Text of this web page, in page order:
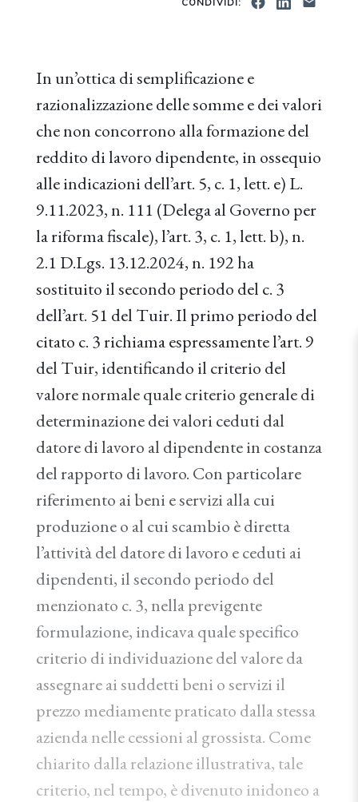
CONDIVIDI:
In un’ottica di semplificazione e
razionalizzazione delle somme e dei valori
che non concorrono alla formazione del
reddito di lavoro dipendente, in ossequio
alle indicazioni dell’art. 5, c. 1, lett. e) L.
9.11.2023, n. 111 (Delega al Governo per
la riforma fiscale), l’art. 3, c. 1, lett. b), n.
2.1 D.Lgs. 13.12.2024, n. 192 ha
sostituito il secondo periodo del c. 3
dell’art. 51 del Tuir. Il primo periodo del
citato c. 3 richiama espressamente l’art. 9
del Tuir, identificando il criterio del
valore normale quale criterio generale di
determinazione dei valori ceduti dal
datore di lavoro al dipendente in costanza
del rapporto di lavoro. Con particolare
riferimento ai beni e servizi alla cui
produzione o al cui scambio è diretta
l’attività del datore di lavoro e ceduti ai
dipendenti, il secondo periodo del
menzionato c. 3, nella previgente
formulazione, indicava quale specifico
criterio di individuazione del valore da
assegnare ai suddetti beni o servizi il
prezzo mediamente praticato dalla stessa
azienda nelle cessioni al grossista. Come
chiarito dalla relazione illustrativa, tale
criterio, nel tempo, è divenuto inidoneo a